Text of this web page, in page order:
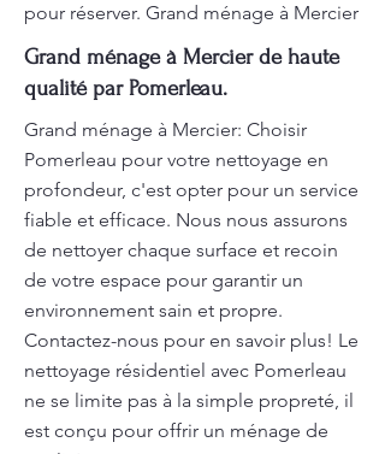
pour réserver. Grand ménage à Mercier
Grand ménage à Mercier de haute
qualité par Pomerleau.
Grand ménage à Mercier: Choisir
Pomerleau pour votre nettoyage en
profondeur, c'est opter pour un service
fiable et efficace. Nous nous assurons
de nettoyer chaque surface et recoin
de votre espace pour garantir un
environnement sain et propre.
Contactez-nous pour en savoir plus! Le
nettoyage résidentiel avec Pomerleau
ne se limite pas à la simple propreté, il
est conçu pour offrir un ménage de